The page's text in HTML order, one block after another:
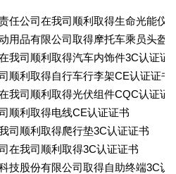
任公司在我司顺利取得生命光能仪
用品有限公司取得摩托车乘员头盔
我司顺利取得汽车内饰件3C认证证
顺利取得自行车行李架CE认证证书
我司顺利取得光伏组件CQC认证证
顺利取得电线CE认证证书
司顺利取得爬行垫3C认证证书
在我司顺利取得3C认证证书
技股份有限公司取得自助终端3C认